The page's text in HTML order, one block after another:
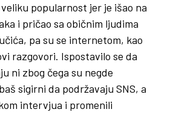
popularnost jer je išao na
i pričao sa običnim ljudima
pa su se internetom, kao
razgovori. Ispostavilo se da
ni zbog čega su negde
sigirni da podržavaju SNS, a
intervjua i promenili